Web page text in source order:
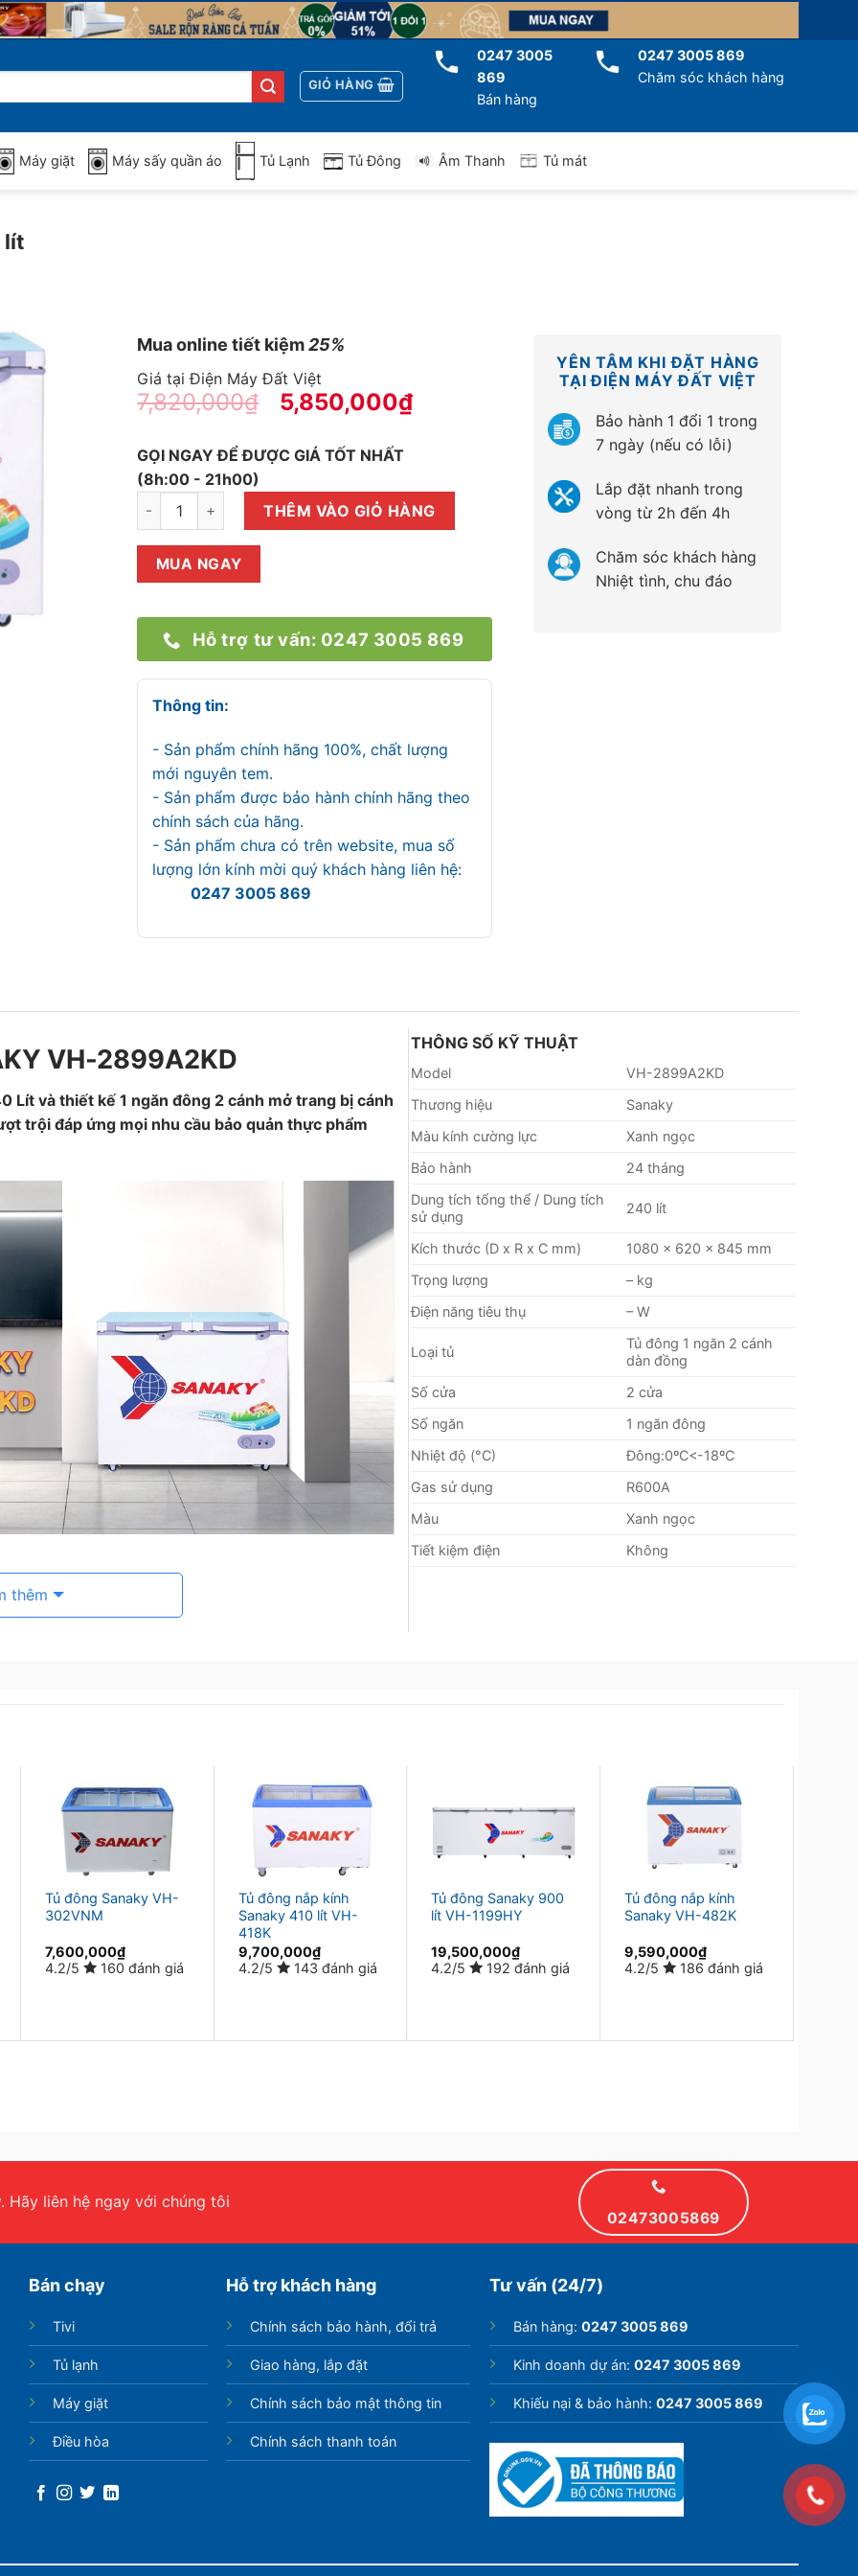
GIỎ HÀNG
0247 3005
869
Bán hàng
0247 3005 869
Chăm sóc khách hàng
Máy giặt Máy sấy quần áo Tủ Lạnh Tủ Đông Âm Thanh Tủ mát
lít
Mua online tiết kiệm25%
Giá tại Điện Máy Đất Việt
7,820,000₫ 5,850,000₫
GỌI NGAY ĐỂ ĐƯỢC GIÁ TỐT NHẤT
(8h:00 - 21h00)
Tủ Đông Sanaky VH-2899A2KD 240 lít số lượng
THÊM VÀO GIỎ HÀNG
MUA NGAY
Hỗ trợ tư vấn: 0247 3005 869
Thông tin:
- Sản phẩm chính hãng 100%, chất lượng
mới nguyên tem.
- Sản phẩm được bảo hành chính hãng theo
chính sách của hãng.
- Sản phẩm chưa có trên website, mua số
lượng lớn kính mời quý khách hàng liên hệ:
0247 3005 869
YÊN TÂM KHI ĐẶT HÀNG
TẠI ĐIỆN MÁY ĐẤT VIỆT
Bảo hành 1 đổi 1 trong
7 ngày (nếu có lỗi)
Lắp đặt nhanh trong
vòng từ 2h đến 4h
Chăm sóc khách hàng
Nhiệt tình, chu đáo
VH-2899A2KD
Lít và thiết kế 1 ngăn đông 2 cánh mở trang bị cánh
trội đáp ứng mọi nhu cầu bảo quản thực phẩm
thêm
THÔNG SỐ KỸ THUẬT
Model
VH-2899A2KD
Thương hiệu
Sanaky
Màu kính cường lực
Xanh ngọc
Bảo hành
24 tháng
Dung tích tổng thể / Dung tích
sử dụng
240 lít
Kích thước (D x R x C mm)
1080 x 620 x 845 mm
Trọng lượng
– kg
Điện năng tiêu thụ
– W
Loại tủ
Tủ đông 1 ngăn 2 cánh
dàn đồng
Số cửa
2 cửa
Số ngăn
1 ngăn đông
Nhiệt độ (°C)
Đông:0ºC<-18ºC
Gas sử dụng
R600A
Màu
Xanh ngọc
Tiết kiệm điện
Không
Tủ đông Sanaky VH-
302VNM
7,600,000₫
4.2/5
160 đánh giá
Tủ đông nắp kính
Sanaky 410 lít VH-
418K
9,700,000₫
4.2/5
143 đánh giá
Tủ đông Sanaky 900
lít VH-1199HY
19,500,000₫
4.2/5
192 đánh giá
Tủ đông nắp kính
Sanaky VH-482K
9,590,000₫
4.2/5
186 đánh giá
Hãy liên hệ ngay với chúng tôi
02473005869
Bán chạy
Tivi
Tủ lạnh
Máy giặt
Điều hòa
Hỗ trợ khách hàng
Chính sách bảo hành, đổi trả
Giao hàng, lắp đặt
Chính sách bảo mật thông tin
Chính sách thanh toán
Tư vấn (24/7)
Bán hàng: 0247 3005 869
Kinh doanh dự án: 0247 3005 869
Khiếu nại & bảo hành: 0247 3005 869